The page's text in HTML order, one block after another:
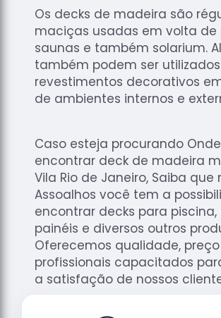
de Tacos
de
Madeiras
Raspagens
de Pisos
Tacos de
Os decks de madeira são
maciças usadas em volta de
saunas e também solarium.
também podem ser
revestimentos decorativos
de ambientes internos e
Caso esteja procurando Onde
encontrar deck de madeira
Vila Rio de Janeiro, Saiba que
Assoalhos você tem a
encontrar decks para piscina,
painéis e diversos outros
Oferecemos qualidade,
profissionais capacitados
a satisfação de nossos